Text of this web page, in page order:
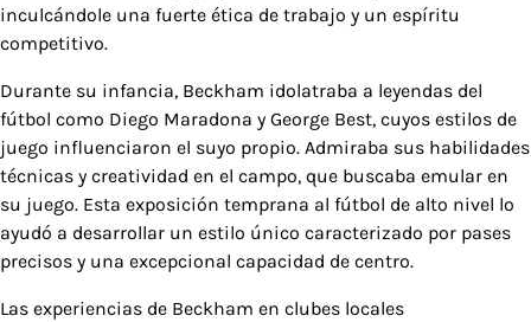
inculcándole una fuerte ética de trabajo y un espíritu
competitivo.
Durante su infancia, Beckham idolatraba a leyendas del
fútbol como Diego Maradona y George Best, cuyos estilos de
juego influenciaron el suyo propio. Admiraba sus habilidades
técnicas y creatividad en el campo, que buscaba emular en
su juego. Esta exposición temprana al fútbol de alto nivel lo
ayudó a desarrollar un estilo único caracterizado por pases
precisos y una excepcional capacidad de centro.
Las experiencias de Beckham en clubes locales